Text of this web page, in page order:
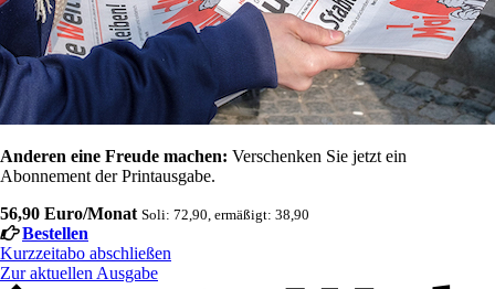
Anderen eine Freude machen: Verschenken Sie jetzt ein
Abonnement der Printausgabe.
56,90 Euro/Monat Soli: 72,90, ermäßigt: 38,90
Bestellen
Kurzzeitabo abschließen
Zur aktuellen Ausgabe